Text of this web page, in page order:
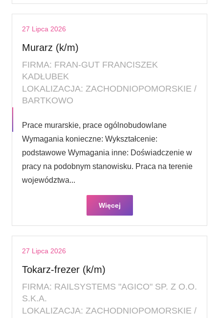
27 Lipca 2026
Murarz (k/m)
FIRMA: FRAN-GUT FRANCISZEK
KADŁUBEK
LOKALIZACJA: ZACHODNIOPOMORSKIE /
BARTKOWO
Prace murarskie, prace ogólnobudowlane
Wymagania konieczne: Wykształcenie:
podstawowe Wymagania inne: Doświadczenie w
pracy na podobnym stanowisku. Praca na terenie
województwa...
Więcej
27 Lipca 2026
Tokarz-frezer (k/m)
FIRMA: RAILSYSTEMS "AGICO" SP. Z O.O.
S.K.A.
LOKALIZACJA: ZACHODNIOPOMORSKIE /